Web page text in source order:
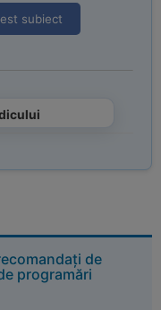
subiect
de
programări